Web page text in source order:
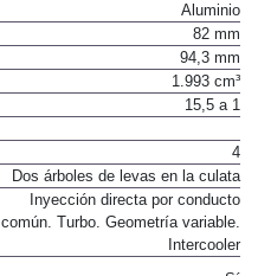
Aluminio
82 mm
94,3 mm
1.993 cm³
15,5 a 1
4
Dos árboles de levas en la culata
Inyección directa por conducto
común. Turbo. Geometría variable.
Intercooler